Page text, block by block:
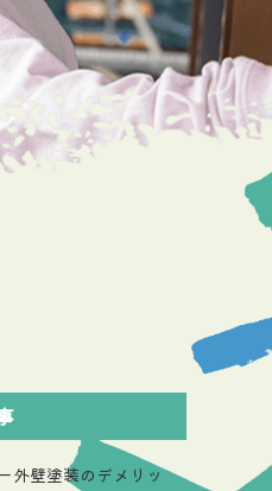
ー外壁塗装のデメリッ